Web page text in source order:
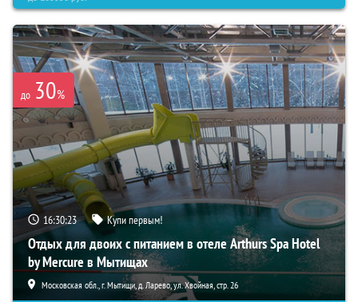
до 30%
16:30:22 Купи первым!
Отдых для двоих с питанием в отеле Arthurs Spa Hotel
by Mercure в Мытищах
Московская обл., г. Мытищи, д. Ларево, ул. Хвойная, стр. 26